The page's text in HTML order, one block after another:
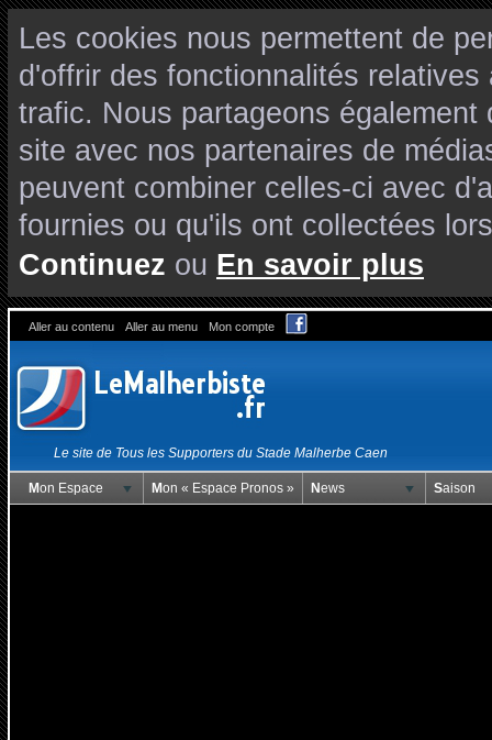
Les cookies nous permettent de
d'offrir des fonctionnalités
trafic. Nous partageons
site avec nos partenaires de
peuvent combiner celles-ci avec
fournies ou qu'ils ont collectées
Continuez ou En savoir plus
Aller au contenu Aller au menu Mon compte
Le site de Tous les Supporters du Stade Malherbe Caen
Mon Espace Mon « Espace Pronos » News Saison